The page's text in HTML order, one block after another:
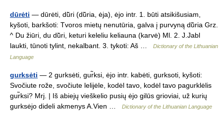
dūrėti — dūrėti, dū̃ri (dū̃ria, ėja), ėjo intr. 1. būti atsikišusiam,
kyšoti, barkšoti: Tvoros mietų nenutūria, galva į purvyną dū̃ria Grz.
^ Du žiūri, du dū̃ri, keturi keleliu keliauna (karvė) Ml. 2. J.Jabl
laukti, tūnoti tylint, nekalbant. 3. tykoti: Aš …
Dictionary of the Lithuanian
Language
gurksėti — 2 gurksėti, gur̃ksi, ėjo intr. kabėti, gurksoti, kyšoti:
Svočiute rože, svočiute lelijėle, kodėl tavo, kodėl tavo pagurklėlis
gur̃ksi? Mrj. | Iš abiejų vieškelio pusių ėjo gilūs grioviai, už kurių
gurksėjo dideli akmenys A.Vien …
Dictionary of the Lithuanian Language